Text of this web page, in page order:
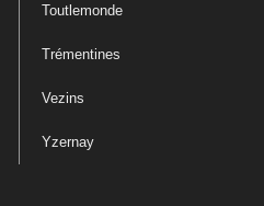
Toutlemonde
Trémentines
Vezins
Yzernay